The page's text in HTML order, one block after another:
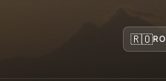
🇷🇴RO